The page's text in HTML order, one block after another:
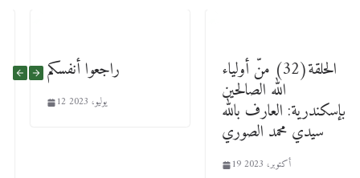
راجعوا أنفسكم
12 يوليو، 2023
الحلقة(32) منّ أولياء
الله الصالحين
بإسكندرية: العارف بالله
سيدي محمد الصوري
19 أكتوبر، 2023